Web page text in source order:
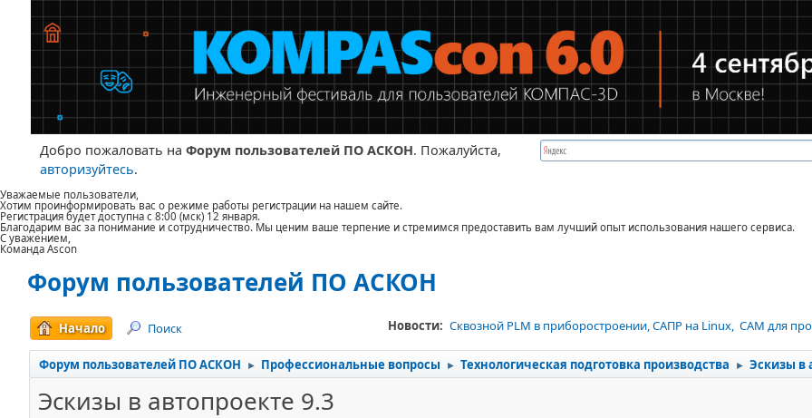
Добро пожаловать на Форум пользователей ПО АСКОН. Пожалуйста,
авторизуйтесь.
Уважаемые пользователи,
Хотим проинформировать вас о режиме работы регистрации на нашем сайте.
Регистрация будет доступна с 8:00 (мск) 12 января.
Благодарим вас за понимание и сотрудничество. Мы ценим ваше терпение и стремимся предоставить вам лучший опыт использования нашего сервиса.
С уважением,
Команда Ascon
Форум пользователей ПО АСКОН
Новости: Сквозной PLM в приборостроении, САПР на Linux, CAM для
Начало Поиск
Форум пользователей ПО АСКОН ► Профессиональные вопросы ► Технологическая подготовка производства ► Эскизы в
Эскизы в автопроекте 9.3